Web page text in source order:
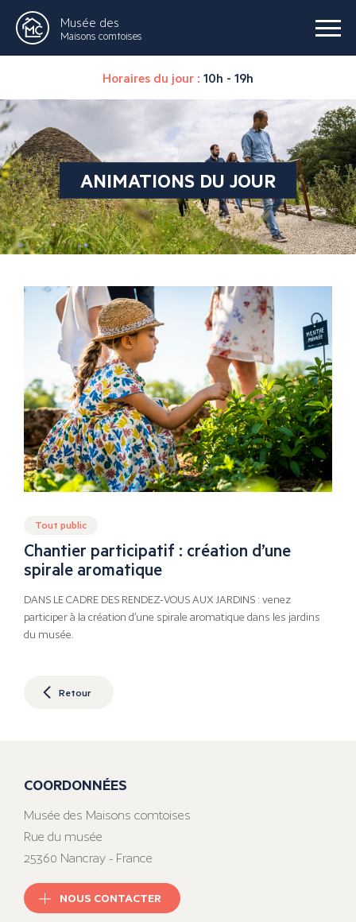
Musée des
Maisons comtoises
Horaires du jour : 10h - 19h
ANIMATIONS DU JOUR
Tout public
Chantier participatif : création d’une
spirale aromatique
DANS LE CADRE DES RENDEZ-VOUS AUX JARDINS : venez
participer à la création d’une spirale aromatique dans les jardins
du musée.
Retour
COORDONNÉES
Musée des Maisons comtoises
Rue du musée
25360 Nancray - France
NOUS CONTACTER